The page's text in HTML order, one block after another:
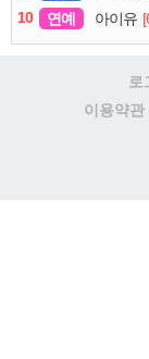
10
연예 아이유
로
이용약관